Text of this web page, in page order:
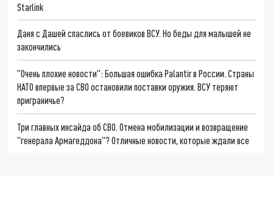
Starlink
Даня с Дашей спаслись от боевиков ВСУ. Но беды для малышей не
закончились
"Очень плохие новости": Большая ошибка Palantir в России. Страны
НАТО впервые за СВО остановили поставки оружия. ВСУ теряют
приграничье?
Три главных инсайда об СВО. Отмена мобилизации и возвращение
"генерала Армагеддона"? Отличные новости, которые ждали все